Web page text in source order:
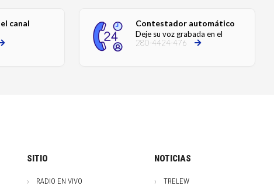
canal Contestador automático
Deje su voz grabada en el
280-4424-476
SITIO
RADIO EN VIVO
NOTICIAS
TRELEW